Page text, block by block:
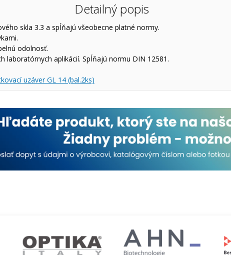
Detailný popis
skla 3.3 a spĺňajú všeobecne platné normy.
odolnosť.
laboratórnych aplikácií. Spĺňajú normu DIN 12581.
uzáver GL 14 (bal.2ks)